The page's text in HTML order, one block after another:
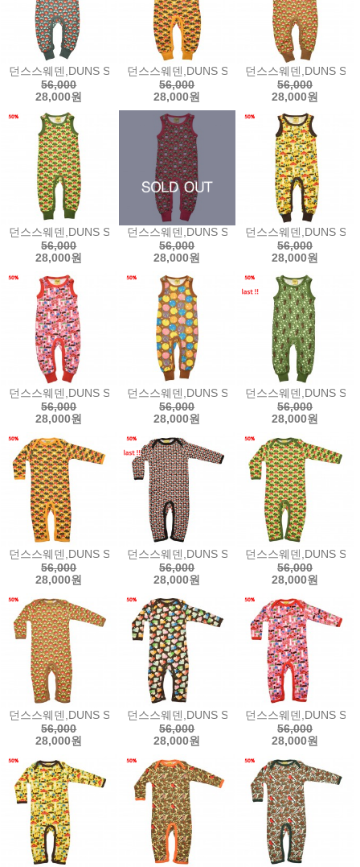
던스스웨덴,DUNS SWEDEN Sleeveless Suit (Dungarees) - Bistro
56,000
28,000원
던스스웨덴,DUNS SWEDEN Sleeveless Suit
56,000
28,000원
던스스웨덴,DUNS
56,000
28,000원
던스스웨덴,DUNS SWEDEN Sleeveless Suit (Dungarees) - Radish
56,000
28,000원
던스스웨덴,DUNS SWEDEN Sleeveless
56,000
28,000원
던스스웨덴,DUNS
56,000
28,000원
던스스웨덴,DUNS SWEDEN Sleeveless Suit (Dungarees) - Pink
56,000
28,000원
던스스웨덴,DUNS SWEDEN Sleeveless Suit
56,000
28,000원
던스스웨덴,DUNS
56,000
28,000원
던스스웨덴,DUNS SWEDEN Long Sleeve Long Leg Suit - Yellow
56,000
28,000원
던스스웨덴,DUNS SWEDEN Long Sleeve
56,000
28,000원
던스스웨덴,DUNS
56,000
28,000원
던스스웨덴,DUNS SWEDEN Long Sleeve Long Leg Suit - Butternut
56,000
28,000원
던스스웨덴,DUNS SWEDEN Long Sleeve
56,000
28,000원
던스스웨덴,DUNS
56,000
28,000원